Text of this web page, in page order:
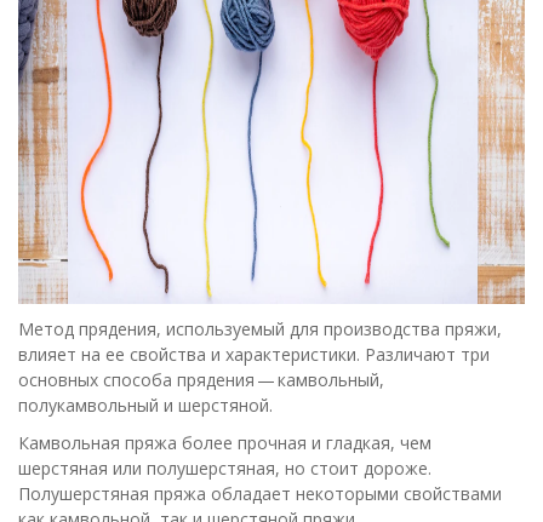
Метод прядения, используемый для производства пряжи,
влияет на ее свойства и характеристики. Различают три
основных способа прядения — камвольный,
полукамвольный и шерстяной.
Камвольная пряжа более прочная и гладкая, чем
шерстяная или полушерстяная, но стоит дороже.
Полушерстяная пряжа обладает некоторыми свойствами